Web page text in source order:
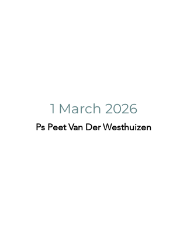
1 March 2026
Ps Peet Van Der Westhuizen